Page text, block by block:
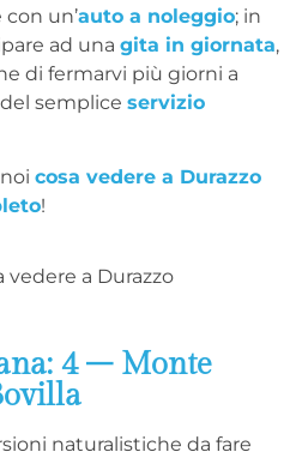
un’auto a noleggio; in
ad una gita in giornata,
di fermarvi più giorni a
semplice servizio
cosa vedere a Durazzo
!
4 – Monte
naturalistiche da fare